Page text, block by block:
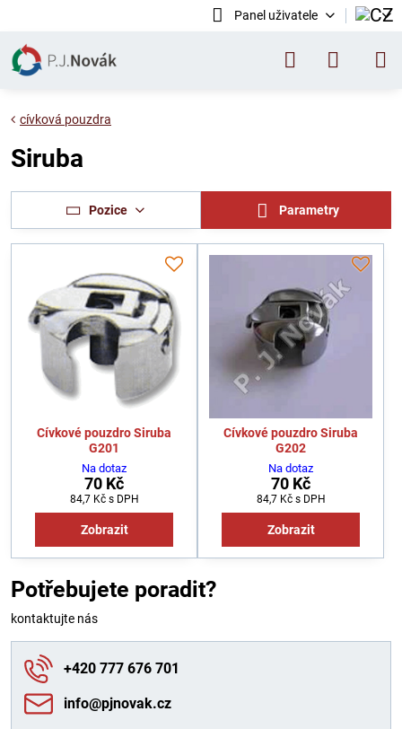
Panel uživatele
cívková pouzdra
Siruba
Pozice Parametry
Cívkové pouzdro Siruba
G201
Na dotaz
70 Kč
84,7 Kč s DPH
Zobrazit
Cívkové pouzdro Siruba
G202
Na dotaz
70 Kč
84,7 Kč s DPH
Zobrazit
Potřebujete poradit?
kontaktujte nás
+420 777 676 701
info​@pjnovak​.cz